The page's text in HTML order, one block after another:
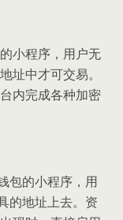
小程序，用户无
址中才可交易。
内完成各种加密
包的小程序，用
的地址上去。资